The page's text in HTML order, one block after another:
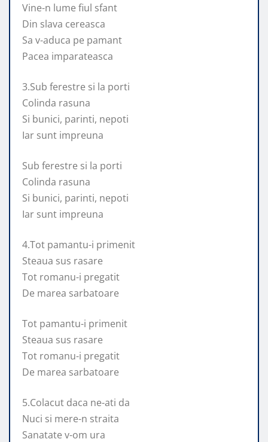
Vine-n lume fiul sfant
Din slava cereasca
Sa v-aduca pe pamant
Pacea imparateasca
3.Sub ferestre si la porti
Colinda rasuna
Si bunici, parinti, nepoti
Iar sunt impreuna
Sub ferestre si la porti
Colinda rasuna
Si bunici, parinti, nepoti
Iar sunt impreuna
4.Tot pamantu-i primenit
Steaua sus rasare
Tot romanu-i pregatit
De marea sarbatoare
Tot pamantu-i primenit
Steaua sus rasare
Tot romanu-i pregatit
De marea sarbatoare
5.Colacut daca ne-ati da
Nuci si mere-n straita
Sanatate v-om ura